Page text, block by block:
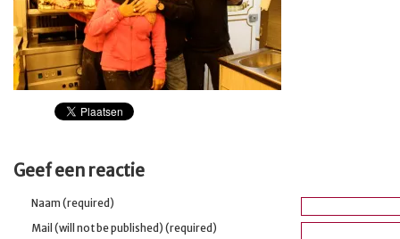
Geef een reactie
Naam (required)
Mail (will not be published) (required)